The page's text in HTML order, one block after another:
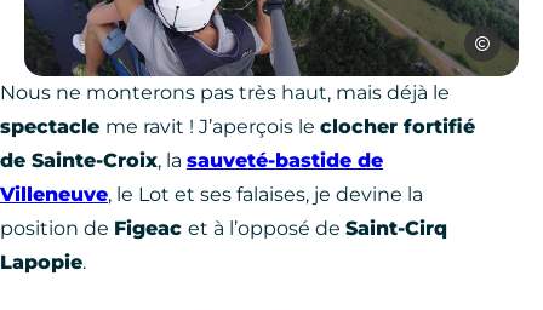
Photo, © Airlinks Aveyron Parapente
Airlinks
Nous ne monterons pas très haut, mais déjà le
spectacle me ravit ! J’aperçois le clocher fortifié
de Sainte-Croix, la sauveté-bastide de
Villeneuve, le Lot et ses falaises, je devine la
position de Figeac et à l’opposé de Saint-Cirq
Lapopie.